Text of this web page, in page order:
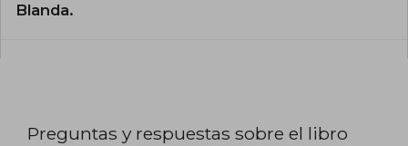
Blanda.
Preguntas y respuestas sobre el libro